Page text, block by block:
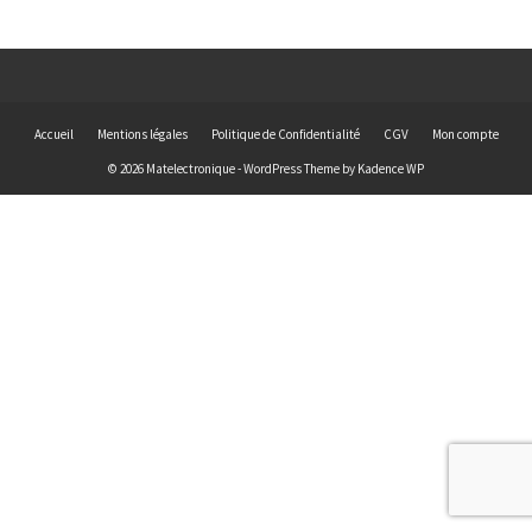
Accueil Mentions légales Politique de Confidentialité CGV Mon compte
© 2026 Matelectronique - WordPress Theme by Kadence WP